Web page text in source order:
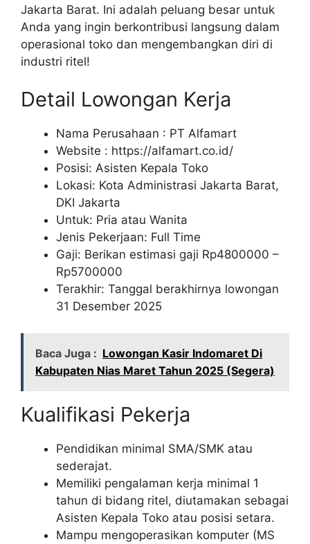
Jakarta Barat. Ini adalah peluang besar untuk
Anda yang ingin berkontribusi langsung dalam
operasional toko dan mengembangkan diri di
industri ritel!
Detail Lowongan Kerja
Nama Perusahaan : PT Alfamart
Website : https://alfamart.co.id/
Posisi: Asisten Kepala Toko
Lokasi: Kota Administrasi Jakarta Barat,
DKI Jakarta
Untuk: Pria atau Wanita
Jenis Pekerjaan: Full Time
Gaji: Berikan estimasi gaji Rp4800000 –
Rp5700000
Terakhir: Tanggal berakhirnya lowongan
31 Desember 2025
Baca Juga : Lowongan Kasir Indomaret Di
Kabupaten Nias Maret Tahun 2025 (Segera)
Kualifikasi Pekerja
Pendidikan minimal SMA/SMK atau
sederajat.
Memiliki pengalaman kerja minimal 1
tahun di bidang ritel, diutamakan sebagai
Asisten Kepala Toko atau posisi setara.
Mampu mengoperasikan komputer (MS